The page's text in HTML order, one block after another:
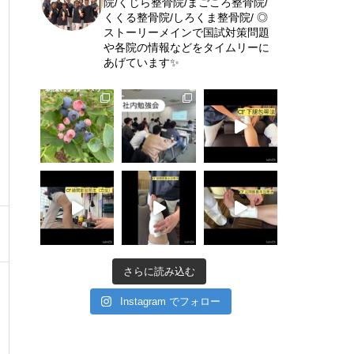
くくる整骨院/しろくま整骨院/ ◎
ストーリーメインで国試対策問題
や各院の情報などをタイムリーに
あげています✨
さらに読み込む
Instagram でフォロー